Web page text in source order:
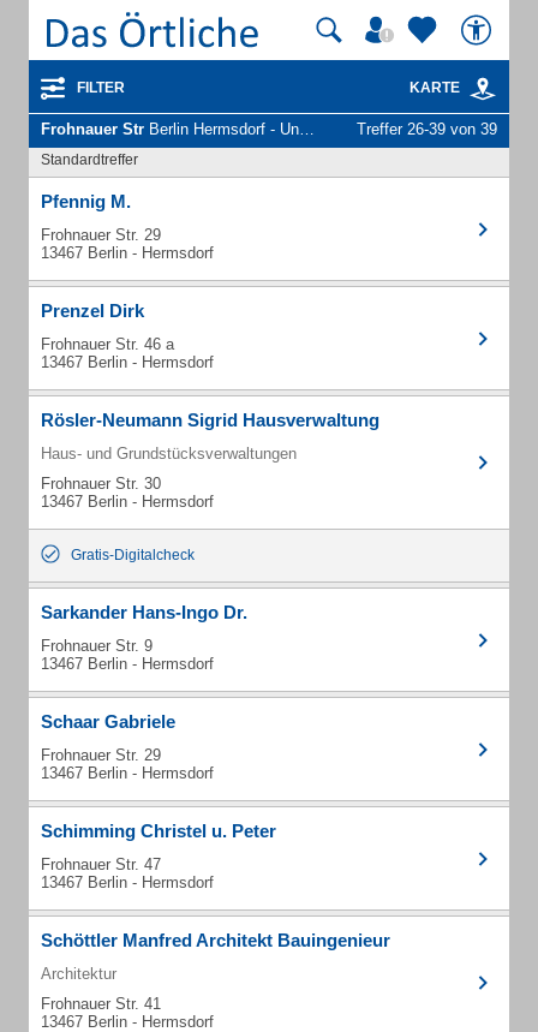
FILTER KARTE
Frohnauer Str Berlin Hermsdorf - Unternehmen und Personen Treffer 26-39 von 39
Standardtreffer
Pfennig M.
Frohnauer Str. 29
13467 Berlin - Hermsdorf
Prenzel Dirk
Frohnauer Str. 46 a
13467 Berlin - Hermsdorf
Rösler-Neumann Sigrid Hausverwaltung
Haus- und Grundstücksverwaltungen
Frohnauer Str. 30
13467 Berlin - Hermsdorf
Gratis-Digitalcheck
Sarkander Hans-Ingo Dr.
Frohnauer Str. 9
13467 Berlin - Hermsdorf
Schaar Gabriele
Frohnauer Str. 29
13467 Berlin - Hermsdorf
Schimming Christel u. Peter
Frohnauer Str. 47
13467 Berlin - Hermsdorf
Schöttler Manfred Architekt Bauingenieur
Architektur
Frohnauer Str. 41
13467 Berlin - Hermsdorf